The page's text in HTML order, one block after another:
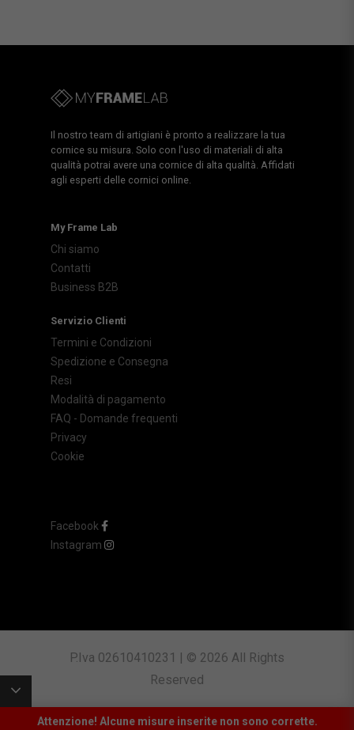
Attenzione! Alcune misure inserite non sono corrette.
Il nostro team di artigiani è pronto a realizzare la tua
cornice su misura. Solo con l'uso di materiali di alta
qualità potrai avere una cornice di alta qualità. Affidati
agli esperti delle cornici online.
My Frame Lab
Chi siamo
Contatti
Business B2B
Servizio Clienti
Termini e Condizioni
Spedizione e Consegna
Resi
Modalità di pagamento
FAQ - Domande frequenti
Privacy
Cookie
Facebook
Instagram
P.Iva 02610410231 | © 2026 All Rights
Reserved